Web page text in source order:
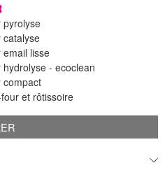
pyrolyse
catalyse
email lisse
hydrolyse - ecoclean
compact
et rôtissoire